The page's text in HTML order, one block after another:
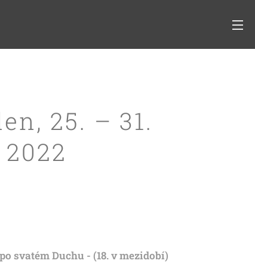
25. – 31.
svatém Duchu - (18. v mezidobí)